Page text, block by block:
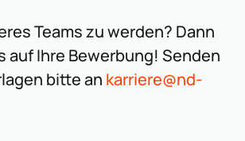
Teams zu werden? Dann
auf Ihre Bewerbung! Senden
bitte an karriere@nd-